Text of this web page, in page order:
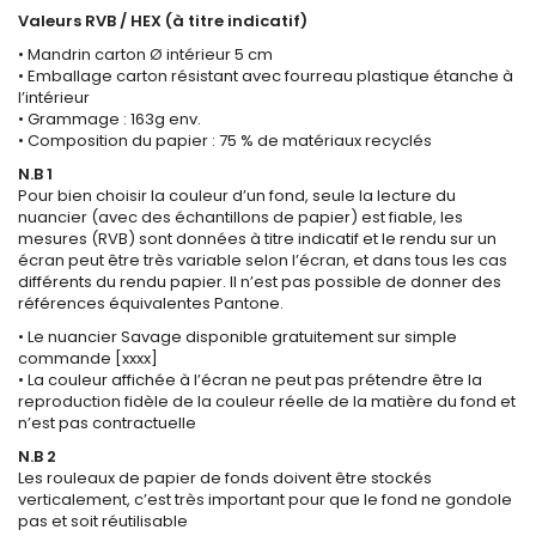
Valeurs RVB / HEX (à titre indicatif)
• Mandrin carton Ø intérieur 5 cm
• Emballage carton résistant avec fourreau plastique étanche à
l’intérieur
• Grammage : 163g env.
• Composition du papier : 75 % de matériaux recyclés
N.B 1
Pour bien choisir la couleur d’un fond, seule la lecture du
nuancier (avec des échantillons de papier) est fiable, les
mesures (RVB) sont données à titre indicatif et le rendu sur un
écran peut être très variable selon l’écran, et dans tous les cas
différents du rendu papier. Il n’est pas possible de donner des
références équivalentes Pantone.
• Le nuancier Savage disponible gratuitement sur simple
commande [xxxx]
• La couleur affichée à l’écran ne peut pas prétendre être la
reproduction fidèle de la couleur réelle de la matière du fond et
n’est pas contractuelle
N.B 2
Les rouleaux de papier de fonds doivent être stockés
verticalement, c’est très important pour que le fond ne gondole
pas et soit réutilisable